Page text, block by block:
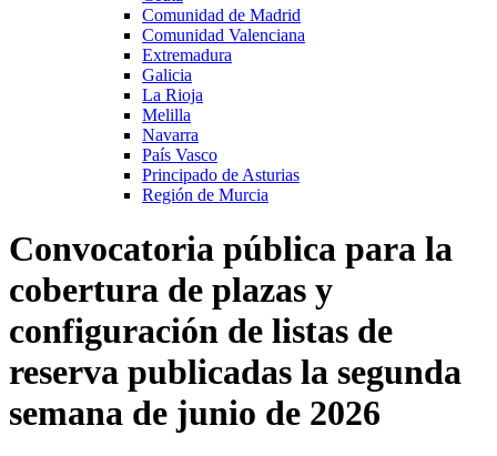
Comunidad de Madrid
Comunidad Valenciana
Extremadura
Galicia
La Rioja
Melilla
Navarra
País Vasco
Principado de Asturias
Región de Murcia
Convocatoria pública para la
cobertura de plazas y
configuración de listas de
reserva publicadas la segunda
semana de junio de 2026